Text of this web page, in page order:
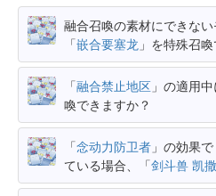
融合召喚の素材にできな
「嵌合要塞龙 」を特殊召
「融合禁止地区 」の適用
喚できますか？
「念动力防卫者 」の効果
ている場合、「剑斗兽 凯撒